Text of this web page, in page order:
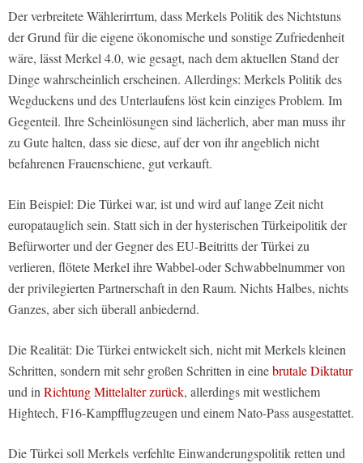
Der verbreitete Wählerirrtum, dass Merkels Politik des Nichtstuns
der Grund für die eigene ökonomische und sonstige Zufriedenheit
wäre, lässt Merkel 4.0, wie gesagt, nach dem aktuellen Stand der
Dinge wahrscheinlich erscheinen. Allerdings: Merkels Politik des
Wegduckens und des Unterlaufens löst kein einziges Problem. Im
Gegenteil. Ihre Scheinlösungen sind lächerlich, aber man muss ihr
zu Gute halten, dass sie diese, auf der von ihr angeblich nicht
befahrenen Frauenschiene, gut verkauft.
Ein Beispiel: Die Türkei war, ist und wird auf lange Zeit nicht
europatauglich sein. Statt sich in der hysterischen Türkeipolitik der
Befürworter und der Gegner des EU-Beitritts der Türkei zu
verlieren, flötete Merkel ihre Wabbel-oder Schwabbelnummer von
der privilegierten Partnerschaft in den Raum. Nichts Halbes, nichts
Ganzes, aber sich überall anbiedernd.
Die Realität: Die Türkei entwickelt sich, nicht mit Merkels kleinen
Schritten, sondern mit sehr großen Schritten in einebrutale Diktatur
und inRichtung Mittelalter zurück, allerdings mit westlichem
Hightech, F16-Kampfflugzeugen und einem Nato-Pass ausgestattet.
Die Türkei soll Merkels verfehlte Einwanderungspolitik retten und